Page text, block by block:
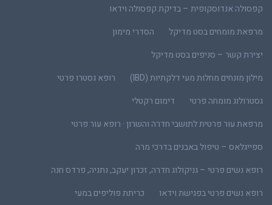
קפסולה אנדוסקופית – בדיקת קפסולה וידאו
מרפאת מומחים בסט מדיקל
הסדרי מימון
יצירת קשר – סניפים בסט מדיקל
מילון מונחים מחלות מעי דלקתיות (IBD)
רופא גסטרו פרטי
גסטרולוג מומחה פרטי
דימום רקטלי
מרפאת עור פרטית לתושבי חדרה והשרון · רופא עור פרטי
ספייגלאס – טיפול באבנים בדרכי מרה
רופא נשים פרטי – גניקולוג חדרה, זכרון יעקב, נתניה, פרדס חנה
רופא נשים פרטי בפגישת וידאו
כריתת פוליפים במעי